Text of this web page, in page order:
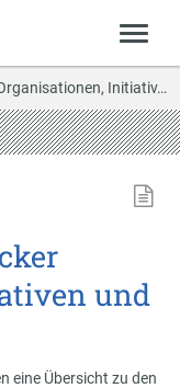
Initiativ…
und
eine Übersicht zu den